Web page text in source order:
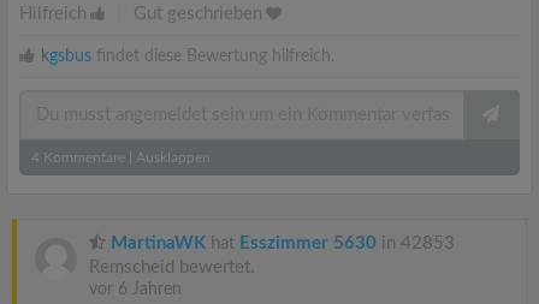
Hilfreich Gut geschrieben
kgsbus findet diese Bewertung hilfreich.
4 Kommentare Ausklappen
MartinaWK hat Esszimmer 5630 in 42853
Remscheid bewertet.
vor 6 Jahren